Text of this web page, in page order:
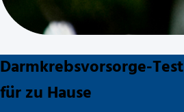
Darmkrebsvorsorge-Test
für zu Hause